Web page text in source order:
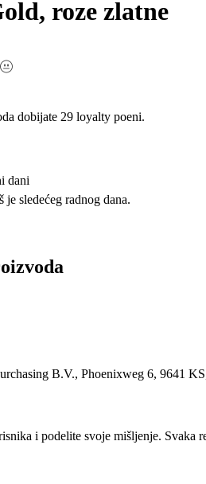
roze zlatne
dobijate 29 loyalty poeni.
dani
je sledećeg radnog dana.
B.V., Phoenixweg 6, 9641 KS
i podelite svoje mišljenje. Svaka